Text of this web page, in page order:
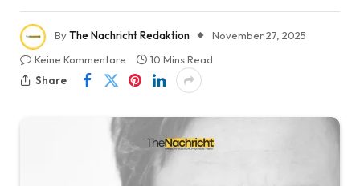
ByThe Nachricht Redaktion
November 27, 2025
Keine Kommentare
10 Mins Read
Share